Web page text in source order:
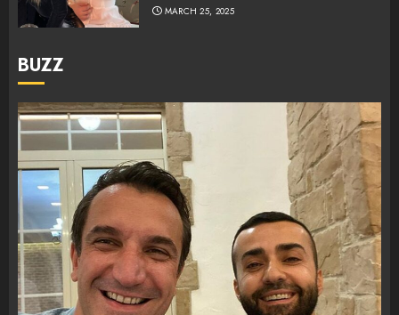
MARCH 25, 2025
BUZZ